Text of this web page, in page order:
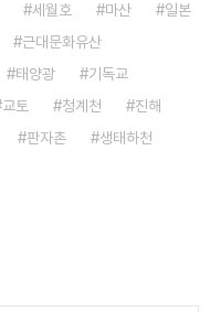
세월호 마산
일본
근대문화유산
태양광
기독교
교토 청계천
진해
판자촌
생태하천